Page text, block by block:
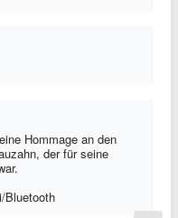
Hommage an den
der für seine
Bluetooth